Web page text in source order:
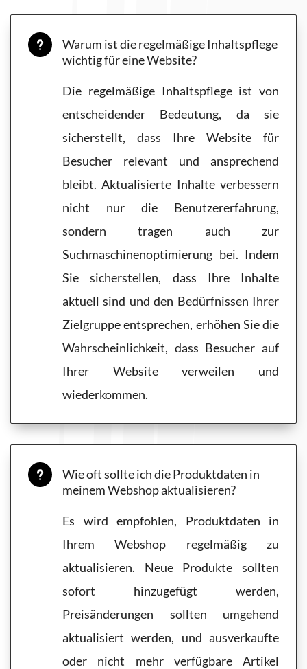
u
Warum ist die regelmäßige Inhaltspflege
wichtig für eine Website?
Die regelmäßige Inhaltspflege ist von
entscheidender Bedeutung, da sie
sicherstellt, dass Ihre Website für
Besucher relevant und ansprechend
bleibt. Aktualisierte Inhalte verbessern
nicht nur die Benutzererfahrung,
sondern tragen auch zur
Suchmaschinenoptimierung bei. Indem
Sie sicherstellen, dass Ihre Inhalte
aktuell sind und den Bedürfnissen Ihrer
Zielgruppe entsprechen, erhöhen Sie die
Wahrscheinlichkeit, dass Besucher auf
Ihrer Website verweilen und
wiederkommen.
u
Wie oft sollte ich die Produktdaten in
meinem Webshop aktualisieren?
Es wird empfohlen, Produktdaten in
Ihrem Webshop regelmäßig zu
aktualisieren. Neue Produkte sollten
sofort hinzugefügt werden,
Preisänderungen sollten umgehend
aktualisiert werden, und ausverkaufte
oder nicht mehr verfügbare Artikel